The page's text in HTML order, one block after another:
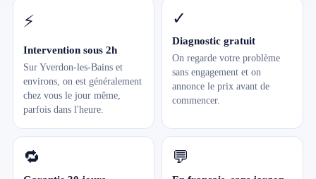
⚡
Intervention sous 2h
Sur Yverdon-les-Bains et
environs, on est généralement
chez vous le jour même,
parfois dans l'heure.
✓
Diagnostic gratuit
On regarde votre problème
sans engagement et on
annonce le prix avant de
commencer.
🔁 💬